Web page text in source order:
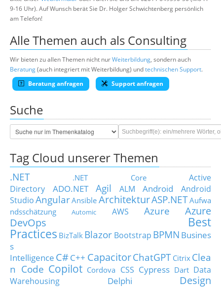
9-16 Uhr). Auf Wunsch berät Sie Dr. Holger Schwichtenberg persönlich
am Telefon!
Alle Themen auch als Consulting
Wir bieten zu allen Themen nicht nurWeiterbildung, sondern auch
Beratung(auch integriert mit Weiterbildung) undtechnischen Support.
Beratung anfragen
Support anfragen
Suche
Tag Cloud unserer Themen
.NET .NET Core
Active
Directory
ADO.NET Agil ALM Android
Android
StudioAngularAnsible ArchitekturASP.NETAufwa
ndsschätzung
Automic AWS Azure
Azure
DevOps
Best
Practices BizTalk Blazor Bootstrap BPMN Busines
s
Intelligence C#C++ CapacitorChatGPT Citrix Clea
n Code Copilot Cordova CSS Cypress Dart Data
Warehousing
Delphi
Design